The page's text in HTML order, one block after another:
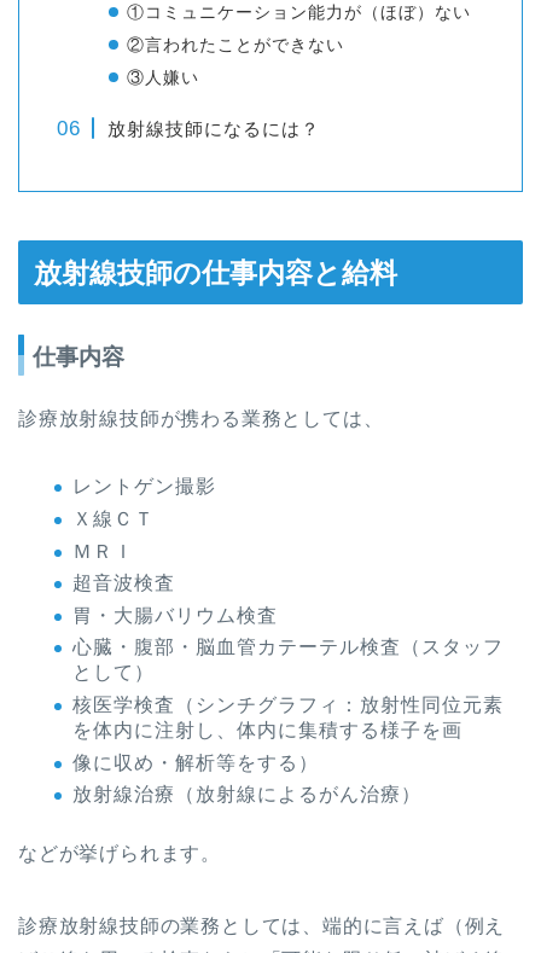
①コミュニケーション能力が（ほぼ）ない
②言われたことができない
③人嫌い
放射線技師になるには？
放射線技師の仕事内容と給料
仕事内容
診療放射線技師が携わる業務としては、
レントゲン撮影
Ｘ線ＣＴ
ＭＲＩ
超音波検査
胃・大腸バリウム検査
心臓・腹部・脳血管カテーテル検査（スタッフ
として）
核医学検査（シンチグラフィ：放射性同位元素
を体内に注射し、体内に集積する様子を画
像に収め・解析等をする）
放射線治療（放射線によるがん治療）
などが挙げられます。
診療放射線技師の業務としては、端的に言えば（例え